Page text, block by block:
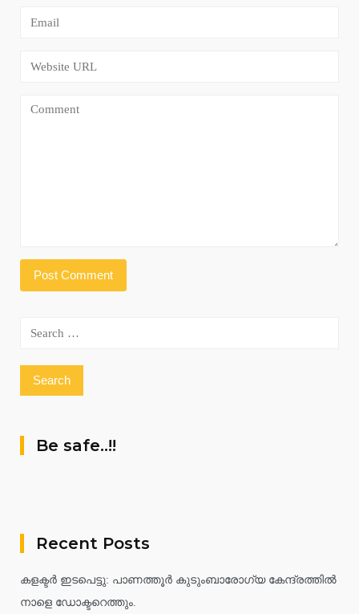
Search
Be safe..!!
Recent Posts
കളക്ടർ ഇടപെട്ടു: പാണത്തൂർ കുടുംബാരോഗ്യ കേന്ദ്രത്തിൽ
നാളെ ഡോക്ടറെത്തും.